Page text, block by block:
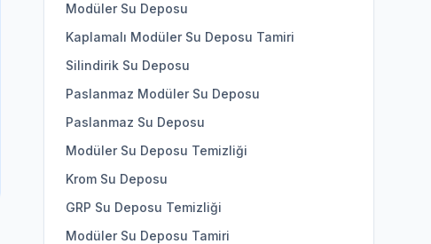
Modüler Su Deposu
Kaplamalı Modüler Su Deposu Tamiri
Silindirik Su Deposu
Paslanmaz Modüler Su Deposu
Paslanmaz Su Deposu
Modüler Su Deposu Temizliği
Krom Su Deposu
GRP Su Deposu Temizliği
Modüler Su Deposu Tamiri